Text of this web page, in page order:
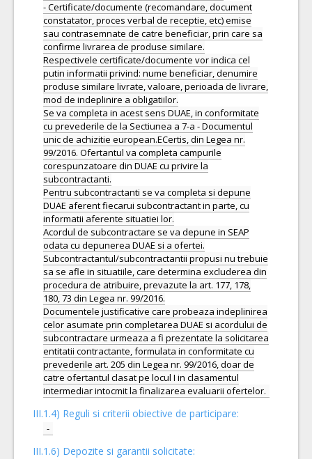
- Certificate/documente (recomandare, document
constatator, proces verbal de receptie, etc) emise
sau contrasemnate de catre beneficiar, prin care sa
confirme livrarea de produse similare.
Respectivele certificate/documente vor indica cel
putin informatii privind: nume beneficiar, denumire
produse similare livrate, valoare, perioada de livrare,
mod de indeplinire a obligatiilor.
Se va completa in acest sens DUAE, in conformitate
cu prevederile de la Sectiunea a 7-a - Documentul
unic de achizitie european.ECertis, din Legea nr.
99/2016. Ofertantul va completa campurile
corespunzatoare din DUAE cu privire la
subcontractanti.
Pentru subcontractanti se va completa si depune
DUAE aferent fiecarui subcontractant in parte, cu
informatii aferente situatiei lor.
Acordul de subcontractare se va depune in SEAP
odata cu depunerea DUAE si a ofertei.
Subcontractantul/subcontractantii propusi nu trebuie
sa se afle in situatiile, care determina excluderea din
procedura de atribuire, prevazute la art. 177, 178,
180, 73 din Legea nr. 99/2016.
Documentele justificative care probeaza indeplinirea
celor asumate prin completarea DUAE si acordului de
subcontractare urmeaza a fi prezentate la solicitarea
entitatii contractante, formulata in conformitate cu
prevederile art. 205 din Legea nr. 99/2016, doar de
catre ofertantul clasat pe locul I in clasamentul
III.1.4) Reguli si criterii obiective de participare:
-
III.1.6) Depozite si garantii solicitate: